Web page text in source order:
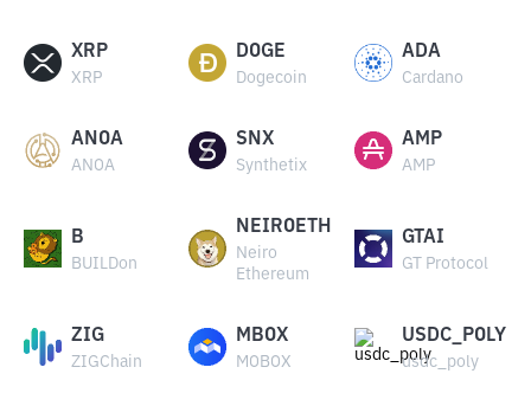
XRP
XRP
DOGE
Dogecoin
ADA
Cardano
ANOA
ANOA
SNX
Synthetix
AMP
AMP
B
BUILDon
NEIROETH
Neiro
Ethereum
GTAI
GT Protocol
ZIG
ZIGChain
MBOX
MOBOX
USDC_POLY
usdc_poly